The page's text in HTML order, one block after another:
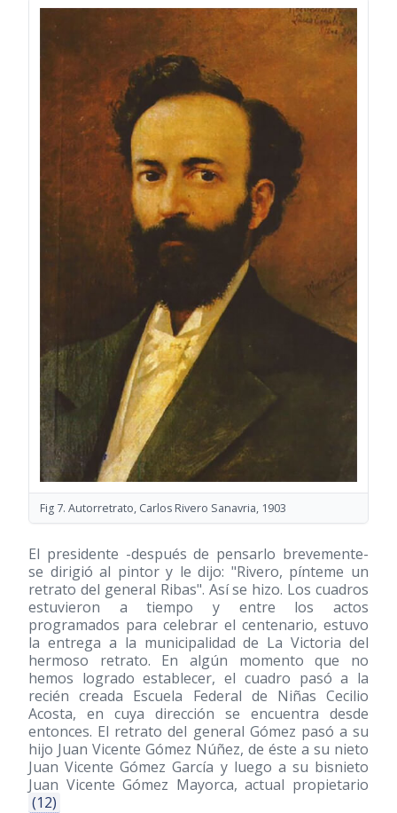
Fig 7. Autorretrato, Carlos Rivero Sanavria, 1903
El presidente -después de pensarlo brevemente-
se dirigió al pintor y le dijo: "Rivero, pínteme un
retrato del general Ribas". Así se hizo. Los cuadros
estuvieron a tiempo y entre los actos
programados para celebrar el centenario, estuvo
la entrega a la municipalidad de La Victoria del
hermoso retrato. En algún momento que no
hemos logrado establecer, el cuadro pasó a la
recién creada Escuela Federal de Niñas Cecilio
Acosta, en cuya dirección se encuentra desde
entonces. El retrato del general Gómez pasó a su
hijo Juan Vicente Gómez Núñez, de éste a su nieto
Juan Vicente Gómez García y luego a su bisnieto
Juan Vicente Gómez Mayorca, actual propietario
(12)